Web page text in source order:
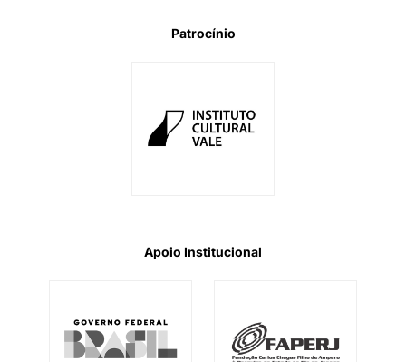
Patrocínio
Apoio Institucional